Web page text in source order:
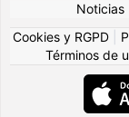
Noticias
Cookies y RGPD
Términos de